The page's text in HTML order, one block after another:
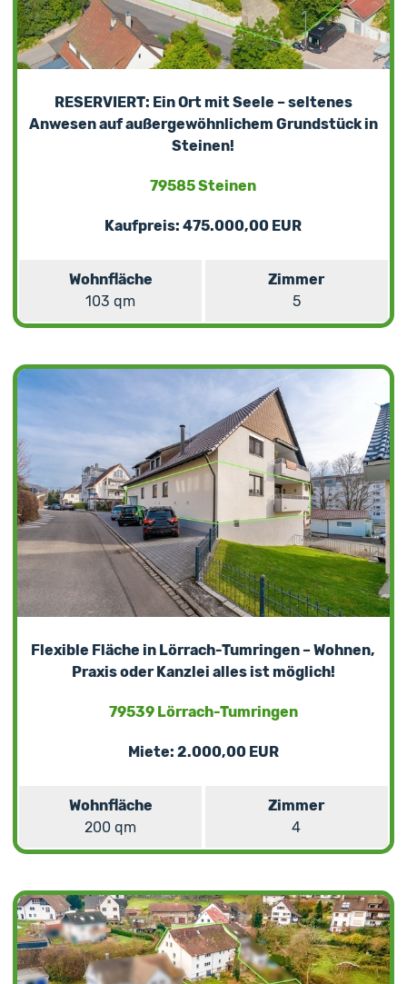
RESERVIERT: Ein Ort mit Seele – seltenes
Anwesen auf außergewöhnlichem Grundstück in
Steinen!
79585 Steinen
Kaufpreis: 475.000,00 EUR
Wohnfläche
103 qm
Zimmer
5
Flexible Fläche in Lörrach-Tumringen – Wohnen,
Praxis oder Kanzlei alles ist möglich!
79539 Lörrach-Tumringen
Miete: 2.000,00 EUR
Wohnfläche
200 qm
Zimmer
4